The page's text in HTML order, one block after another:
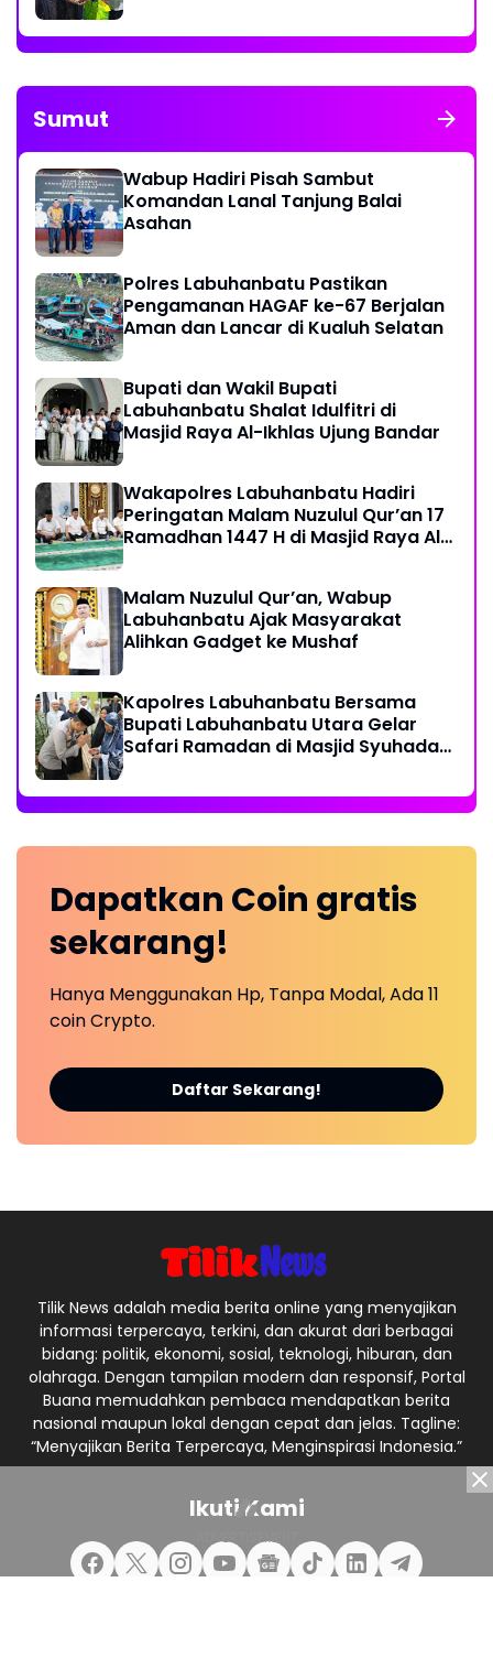
Sumut
Wabup Hadiri Pisah Sambut
Komandan Lanal Tanjung Balai
Asahan
Polres Labuhanbatu Pastikan
Pengamanan HAGAF ke-67 Berjalan
Aman dan Lancar di Kualuh Selatan
Bupati dan Wakil Bupati
Labuhanbatu Shalat Idulfitri di
Masjid Raya Al-Ikhlas Ujung Bandar
Wakapolres Labuhanbatu Hadiri
Peringatan Malam Nuzulul Qur’an 17
Ramadhan 1447 H di Masjid Raya Al-
Malam Nuzulul Qur’an, Wabup
Labuhanbatu Ajak Masyarakat
Alihkan Gadget ke Mushaf
Kapolres Labuhanbatu Bersama
Bupati Labuhanbatu Utara Gelar
Safari Ramadan di Masjid Syuhada
Dapatkan Coin gratis
sekarang!
Hanya Menggunakan Hp, Tanpa Modal, Ada 11
coin Crypto.
Daftar Sekarang!
Tilik News adalah media berita online yang menyajikan
informasi terpercaya, terkini, dan akurat dari berbagai
bidang: politik, ekonomi, sosial, teknologi, hiburan, dan
olahraga. Dengan tampilan modern dan responsif, Portal
Buana memudahkan pembaca mendapatkan berita
nasional maupun lokal dengan cepat dan jelas. Tagline:
“Menyajikan Berita Terpercaya, Menginspirasi Indonesia.”
Ikuti Kami